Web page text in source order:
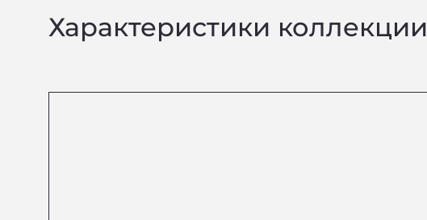
Характеристики коллекции